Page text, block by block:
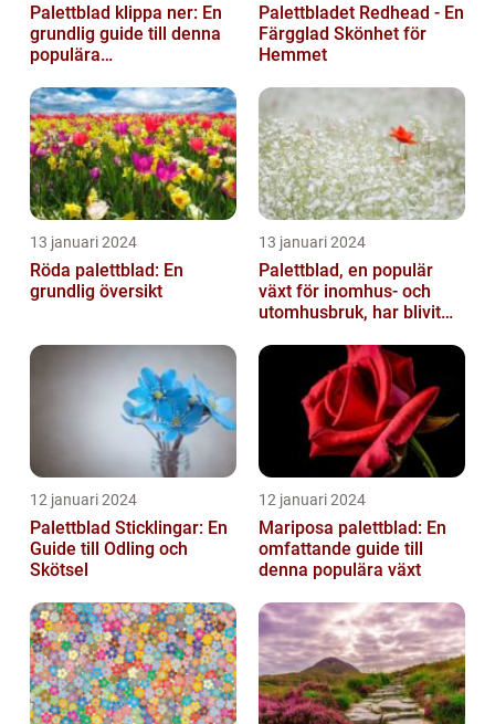
Palettblad klippa ner: En
grundlig guide till denna
populära
Palettbladet Redhead - En
Färgglad Skönhet för
Hemmet
13 januari 2024
Röda palettblad: En
grundlig översikt
13 januari 2024
Palettblad, en populär
växt för inomhus- och
utomhusbruk, har blivit
trädg...
12 januari 2024
Palettblad Sticklingar: En
Guide till Odling och
Skötsel
12 januari 2024
Mariposa palettblad: En
omfattande guide till
denna populära växt